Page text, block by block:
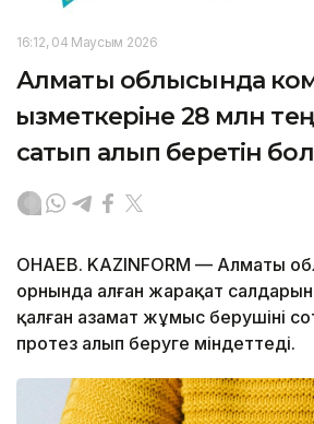
16:12, 04 Маусым 2026
Алматы облысында
қызметкеріне 28 млн
сатып алып беретін
ҚОНАЕВ. KAZINFORM — Алматы
орнында алған жарақат
қалған азамат жұмыс берушіні
протез алып беруге міндеттеді.